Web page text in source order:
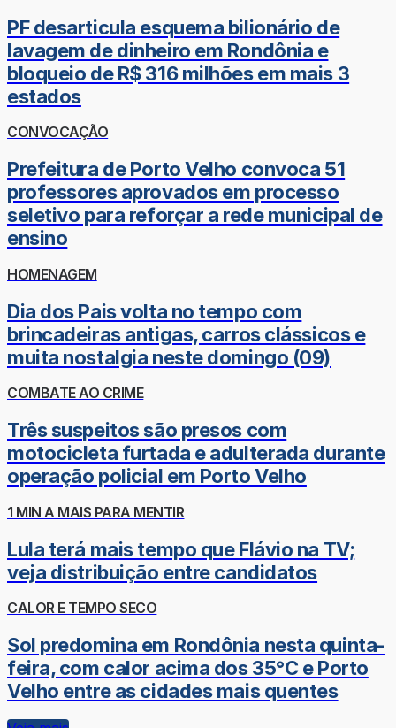
PF desarticula esquema bilionário de
lavagem de dinheiro em Rondônia e
bloqueio de R$ 316 milhões em mais 3
estados
CONVOCAÇÃO
Prefeitura de Porto Velho convoca 51
professores aprovados em processo
seletivo para reforçar a rede municipal de
ensino
HOMENAGEM
Dia dos Pais volta no tempo com
brincadeiras antigas, carros clássicos e
muita nostalgia neste domingo (09)
COMBATE AO CRIME
Três suspeitos são presos com
motocicleta furtada e adulterada durante
operação policial em Porto Velho
1 MIN A MAIS PARA MENTIR
Lula terá mais tempo que Flávio na TV;
veja distribuição entre candidatos
CALOR E TEMPO SECO
Sol predomina em Rondônia nesta quinta-
feira, com calor acima dos 35°C e Porto
Velho entre as cidades mais quentes